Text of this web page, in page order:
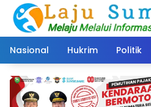
Langsung
konten
Nasional
Hukrim Politik